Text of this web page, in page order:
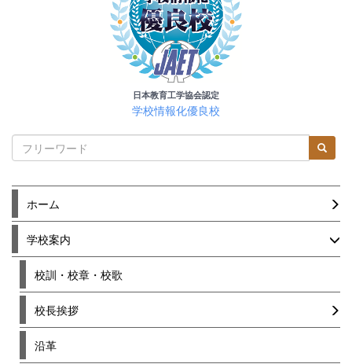
日本教育工学協会認定
学校情報化優良校
ホーム
学校案内
校訓・校章・校歌
校長挨拶
沿革